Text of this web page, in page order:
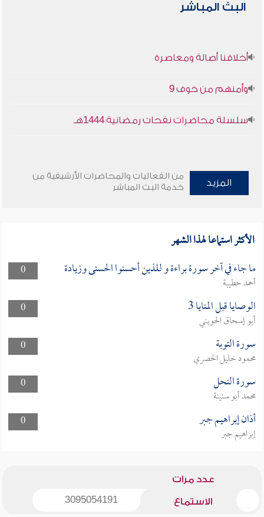
البث المباشر
أخلاقنا أصالة ومعاصرة
وأمنهم من خوف 9
سلسلة محاضرات نفحات رمضانية 1444هـ
المزيد
من الفعاليات والمحاضرات الأرشيفية من
خدمة البث المباشر
الأكثر استماعا لهذا الشهر
0 ما جاء في آخر سورة براءة و للذين أحسنوا الحسنى وزيادة
أحمد حطيبة
0
الوصايا قبل المنايا 3
أبو إسحاق الحويني
0
سورة التوبة
محمود خليل الحصري
0
سورة النحل
محمد أبو سنينة
0
أذان إبراهيم جبر
إبراهيم جبر
عدد مرات
الاستماع 3095054191